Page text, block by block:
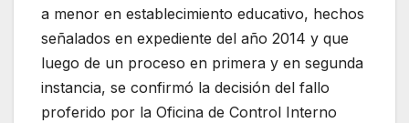
a menor en establecimiento educativo, hechos
señalados en expediente del año 2014 y que
luego de un proceso en primera y en segunda
instancia, se confirmó la decisión del fallo
proferido por la Oficina de Control Interno